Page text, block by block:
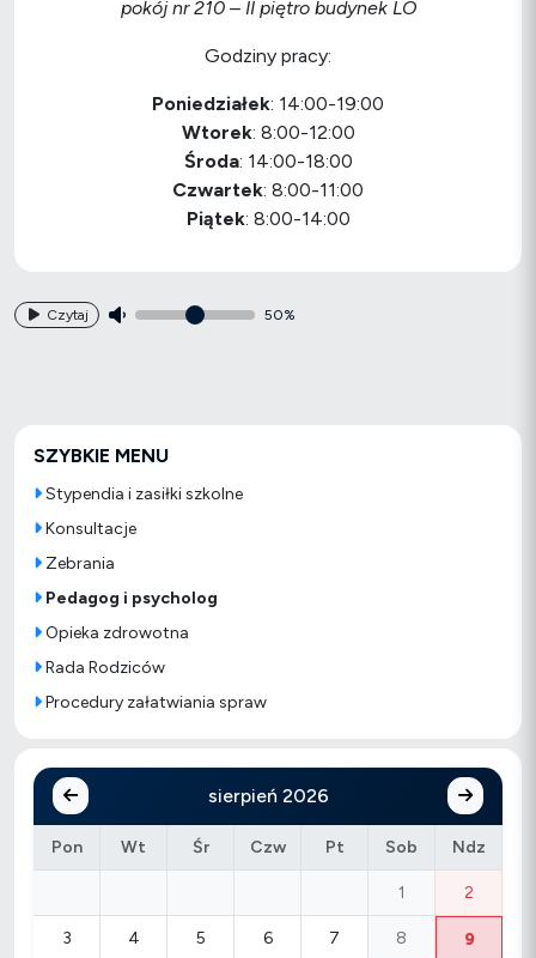
pokój nr 210 – II piętro budynek LO
Godziny pracy:
Poniedziałek: 14:00-19:00
Wtorek: 8:00-12:00
Środa: 14:00-18:00
Czwartek: 8:00-11:00
Piątek: 8:00-14:00
Czytaj 50%
SZYBKIE MENU
Stypendia i zasiłki szkolne
Konsultacje
Zebrania
Pedagog i psycholog
Opieka zdrowotna
Rada Rodziców
Procedury załatwiania spraw
sierpień 2026
Pon Wt Śr Czw Pt Sob Ndz
1 2
3 4 5 6 7 8 9